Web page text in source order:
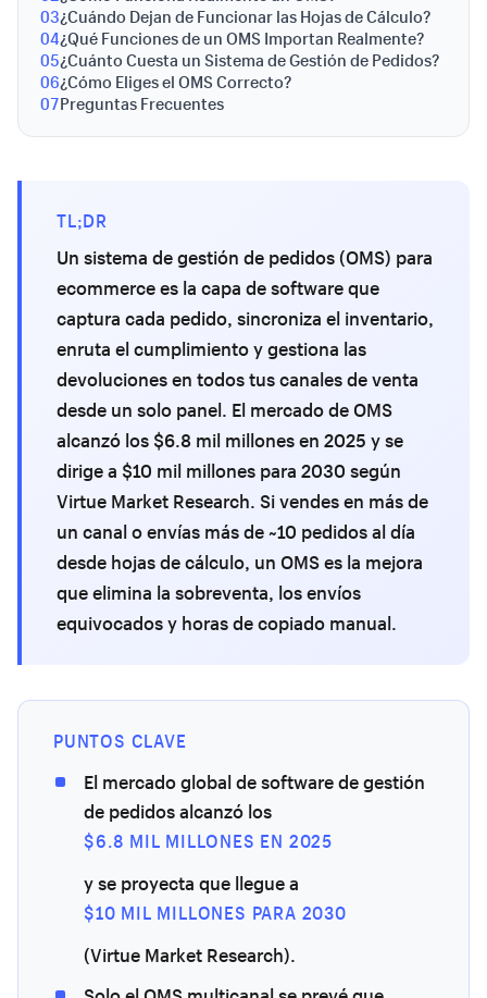
03¿Cuándo Dejan de Funcionar las Hojas de Cálculo?
04¿Qué Funciones de un OMS Importan Realmente?
05¿Cuánto Cuesta un Sistema de Gestión de Pedidos?
06¿Cómo Eliges el OMS Correcto?
07Preguntas Frecuentes
TL;DR
Un sistema de gestión de pedidos (OMS) para
ecommerce es la capa de software que
captura cada pedido, sincroniza el inventario,
enruta el cumplimiento y gestiona las
devoluciones en todos tus canales de venta
desde un solo panel. El mercado de OMS
alcanzó los $6.8 mil millones en 2025 y se
dirige a $10 mil millones para 2030 según
Virtue Market Research. Si vendes en más de
un canal o envías más de ~10 pedidos al día
desde hojas de cálculo, un OMS es la mejora
que elimina la sobreventa, los envíos
equivocados y horas de copiado manual.
PUNTOS CLAVE
El mercado global de software de gestión
de pedidos alcanzó los
$6.8 MIL MILLONES EN 2025
y se proyecta que llegue a
$10 MIL MILLONES PARA 2030
(Virtue Market Research).